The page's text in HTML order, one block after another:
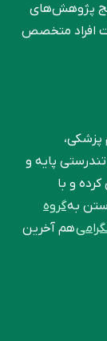
پژوهش‌های
افراد متخصص
پزشکی،
پایه و
و با
بهگروه
هم آخرین